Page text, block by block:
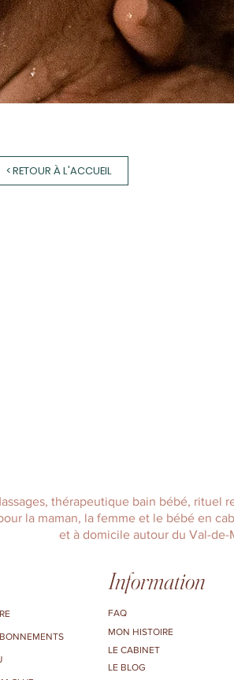
< RETOUR À L'ACCUEIL
thérapeutique bain bébé, rituel
la maman, la femme et le bébé en
et à domicile autour du Val-de-
Information
FAQ
MON HISTOIRE
LE CABINET
LE BLOG